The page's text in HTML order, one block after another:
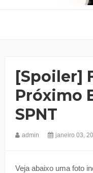
[Spoiler]
Próximo
SPNT
admin janeiro 03,
Veja abaixo uma foto